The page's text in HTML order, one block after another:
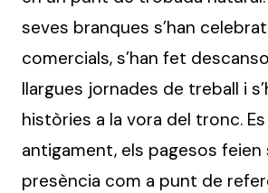
seves branques s’han
comercials, s’han fet
llargues jornades de treball i
històries a la vora del tronc.
antigament, els pagesos feien
presència com a punt de